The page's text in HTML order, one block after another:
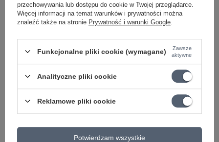
Jak wyregulować gitarę i ustawić akcję strun
Nie wiesz jak ustawić gitarę elektryczną? Struny w
akustyku brzęczą? Przeczytaj jak zabrać się do
Czytaj więcej
przechowywania lub dostępu do cookie w Twojej przeglądarce.
Więcej informacji na temat warunków i prywatności można
znaleźć także na stronie Prywatność i warunki Google
Funkcjonalne pliki cookie (wymagane)
Zawsze
aktywne
Analityczne pliki cookie
Reklamowe pliki cookie
Potwierdzam wszystkie